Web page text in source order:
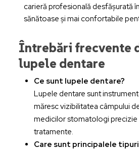
carieră profesională desfășurată
sănătoase și mai confortabile
Întrebări frecvente
lupele dentare
Ce sunt lupele dentare?
Lupele dentare sunt
măresc vizibilitatea câmpului
medicilor stomatologi precizie
tratamente.
Care sunt principalele